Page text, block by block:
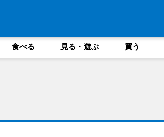
食べる 見る・遊ぶ 買う